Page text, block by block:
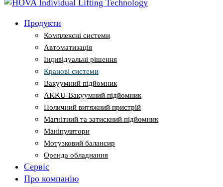
Маніпулятори
Оренда обладнання
Продукти
Комплексні системи
Автоматизація
Індивідуальні рішення
Кранові системи
Вакуумний підйомник
AKKU-Вакуумний підйомник
Поличний витяжний пристрій
Магнітний та затискний підйомник
Маніпулятори
Мотузковий балансир
Оренда обладнання
Сервіс
Про компанію